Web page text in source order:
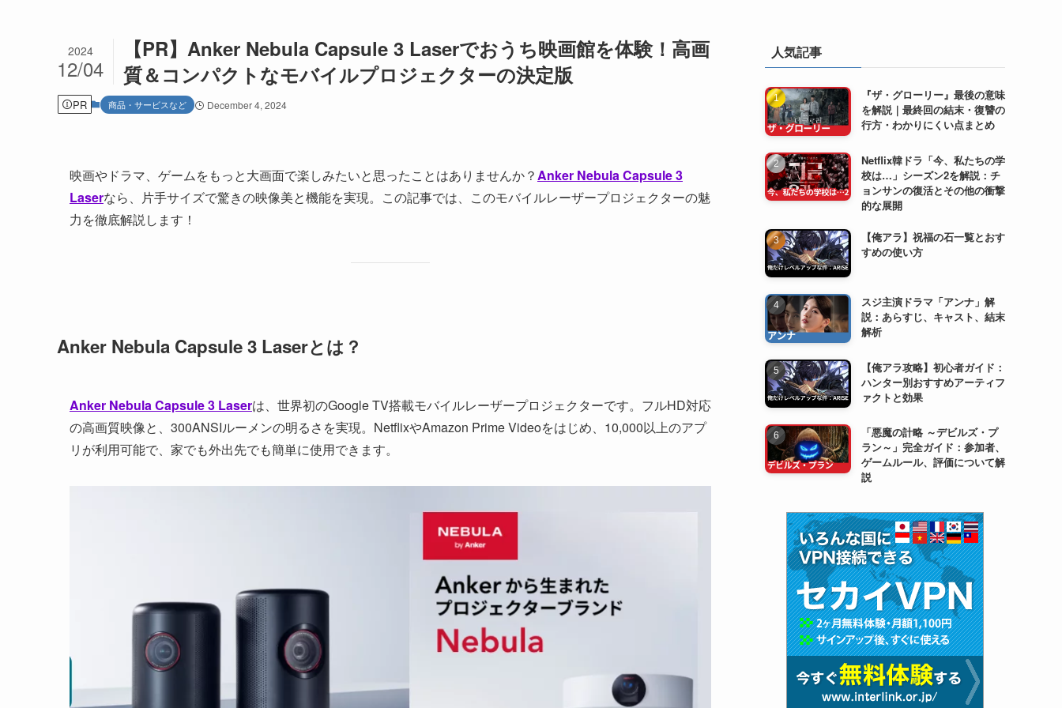
【PR】Anker Nebula Capsule 3 Laserでおうち映画館を体験！高画
質＆コンパクトなモバイルプロジェクターの決定版
2024
12/04
PR 商品・サービスなど December 4, 2024
映画やドラマ、ゲームをもっと大画面で楽しみたいと思ったことはありませんか？Anker Nebula Capsule 3
Laserなら、片手サイズで驚きの映像美と機能を実現。この記事では、このモバイルレーザープロジェクターの魅
力を徹底解説します！
Anker Nebula Capsule 3 Laserとは？
Anker Nebula Capsule 3 Laserは、世界初のGoogle TV搭載モバイルレーザープロジェクターです。フルHD対応
の高画質映像と、300ANSIルーメンの明るさを実現。NetflixやAmazon Prime Videoをはじめ、10,000以上のアプ
リが利用可能で、家でも外出先でも簡単に使用できます。
人気記事
『ザ・グローリー』最後の意味
を解説｜最終回の結末・復讐の
行方・わかりにくい点まとめ
Netflix韓ドラ「今、私たちの学
校は…」シーズン2を解説：チ
ョンサンの復活とその他の衝撃
的な展開
【俺アラ】祝福の石一覧とおす
すめの使い方
スジ主演ドラマ「アンナ」解
説：あらすじ、キャスト、結末
解析
【俺アラ攻略】初心者ガイド：
ハンター別おすすめアーティフ
ァクトと効果
「悪魔の計略 ～デビルズ・プ
ラン～」完全ガイド：参加者、
ゲームルール、評価について解
説